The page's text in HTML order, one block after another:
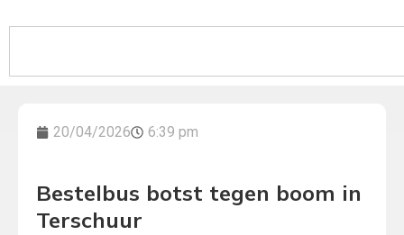
20/04/2026 6:39 pm
Bestelbus botst tegen boom in
Terschuur